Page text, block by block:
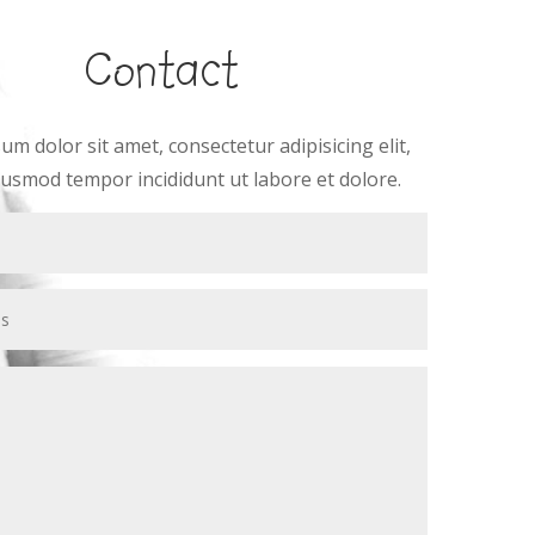
Contact
dolor sit amet, consectetur adipisicing elit,
tempor incididunt ut labore et dolore.